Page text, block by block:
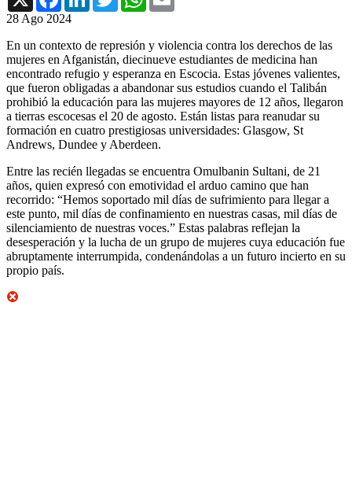
28 Ago 2024
En un contexto de represión y violencia contra los derechos de las
mujeres en Afganistán, diecinueve estudiantes de medicina han
encontrado refugio y esperanza en Escocia. Estas jóvenes valientes,
que fueron obligadas a abandonar sus estudios cuando el Talibán
prohibió la educación para las mujeres mayores de 12 años, llegaron
a tierras escocesas el 20 de agosto. Están listas para reanudar su
formación en cuatro prestigiosas universidades: Glasgow, St
Andrews, Dundee y Aberdeen.
Entre las recién llegadas se encuentra Omulbanin Sultani, de 21
años, quien expresó con emotividad el arduo camino que han
recorrido: “Hemos soportado mil días de sufrimiento para llegar a
este punto, mil días de confinamiento en nuestras casas, mil días de
silenciamiento de nuestras voces.” Estas palabras reflejan la
desesperación y la lucha de un grupo de mujeres cuya educación fue
abruptamente interrumpida, condenándolas a un futuro incierto en su
propio país.